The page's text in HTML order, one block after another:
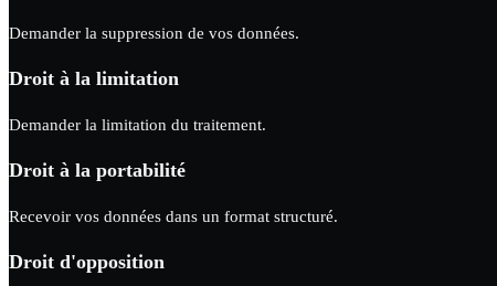
Demander la suppression de vos données.
Droit à la limitation
Demander la limitation du traitement.
Droit à la portabilité
Recevoir vos données dans un format structuré.
Droit d'opposition